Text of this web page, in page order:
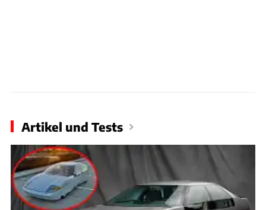
Artikel und Tests